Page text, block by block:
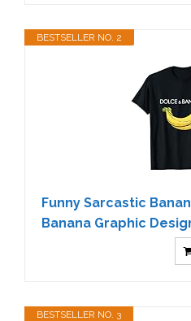
BESTSELLER NO. 2
Funny Sarcastic
Banana Graphic
BESTSELLER NO. 3